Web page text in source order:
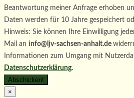
Beantwortung meiner Anfrage erhoben
Daten werden für 10 Jahre gespeichert
Hinweis: Sie können Ihre Einwilligung
Mail an info@ljv-sachsen-anhalt.de
Informationen zum Umgang mit
Datenschutzerklärung.
×